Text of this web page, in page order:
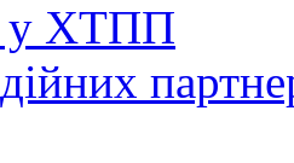
у ХТПП